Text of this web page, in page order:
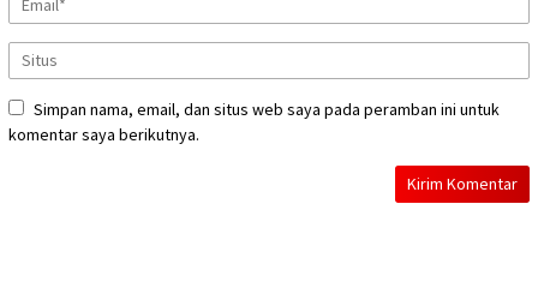
Simpan nama, email, dan situs web saya pada peramban ini untuk
komentar saya berikutnya.